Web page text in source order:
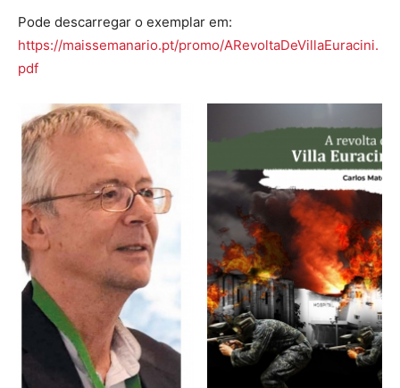
Pode descarregar o exemplar em:
https://maissemanario.pt/promo/ARevoltaDeVillaEuracini.
pdf